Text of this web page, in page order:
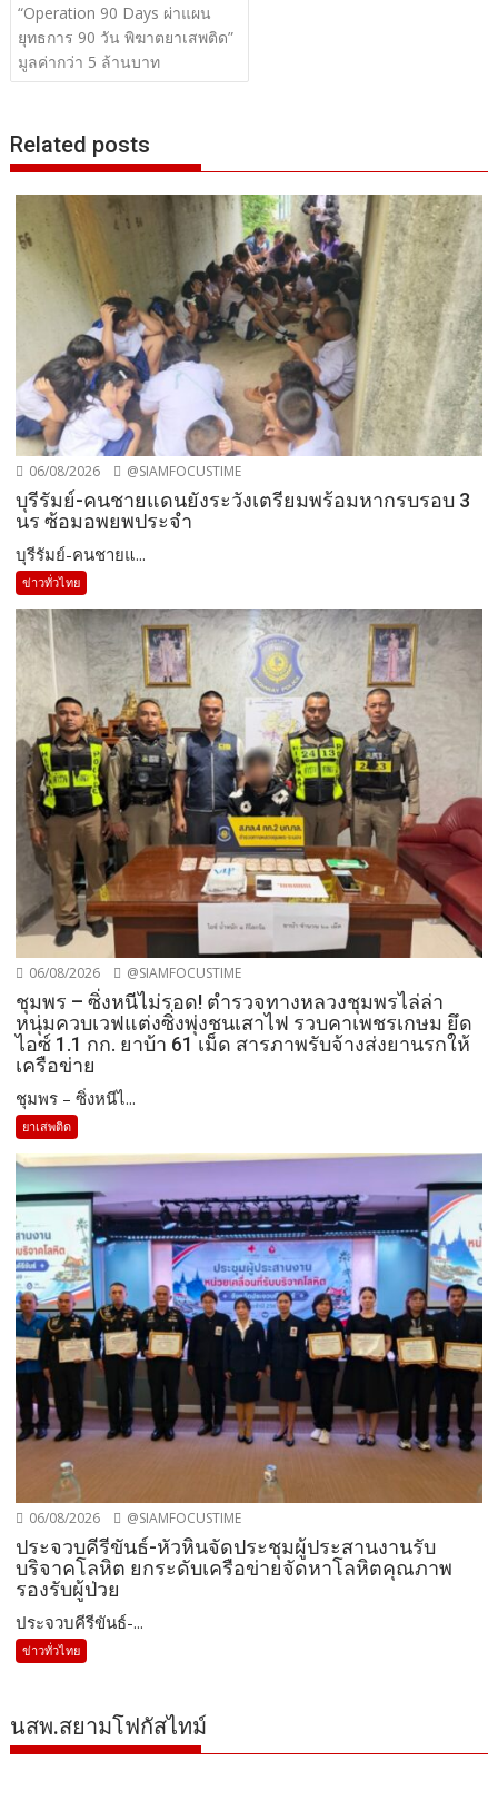
“Operation 90 Days ผ่าแผน
ยุทธการ 90 วัน พิฆาตยาเสพติด”
มูลค่ากว่า 5 ล้านบาท
Related posts
06/08/2026 @SIAMFOCUSTIME
บุรีรัมย์-คนชายแดนยังระวังเตรียมพร้อมหากรบรอบ 3
นร ซ้อมอพยพประจำ
บุรีรัมย์-คนชายแ...
ข่าวทั่วไทย
06/08/2026 @SIAMFOCUSTIME
ชุมพร – ซิ่งหนีไม่รอด! ตำรวจทางหลวงชุมพรไล่ล่า
หนุ่มควบเวฟแต่งซิ่งพุ่งชนเสาไฟ รวบคาเพชรเกษม ยึด
ไอซ์ 1.1 กก. ยาบ้า 61 เม็ด สารภาพรับจ้างส่งยานรกให้
เครือข่าย
ชุมพร – ซิ่งหนีไ...
ยาเสพติด
06/08/2026 @SIAMFOCUSTIME
ประจวบคีรีขันธ์-หัวหินจัดประชุมผู้ประสานงานรับ
บริจาคโลหิต ยกระดับเครือข่ายจัดหาโลหิตคุณภาพ
รองรับผู้ป่วย
ประจวบคีรีขันธ์-...
ข่าวทั่วไทย
นสพ.สยามโฟกัสไทม์